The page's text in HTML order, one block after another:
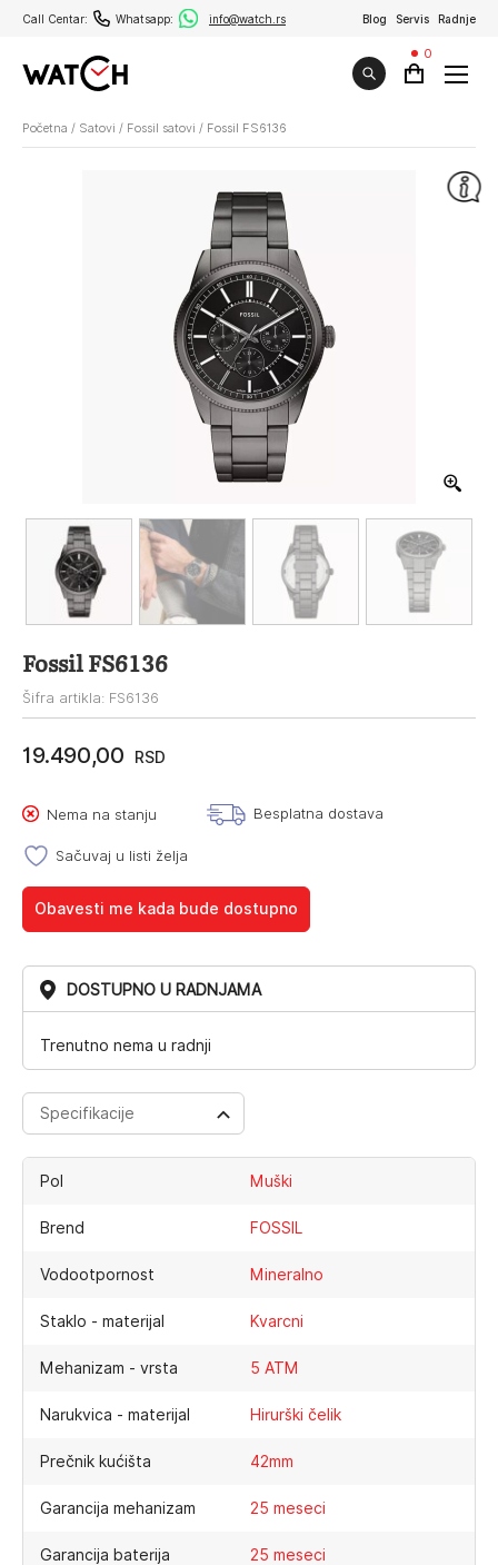
Call Centar: Whatsapp: info@watch.rs Blog Servis Radnje
0
Početna / Satovi / Fossil satovi / Fossil FS6136
Fossil FS6136
Šifra artikla: FS6136
19.490,00 RSD
Nema na stanju Besplatna dostava
Sačuvaj u listi želja
Obavesti me kada bude dostupno
DOSTUPNO U RADNJAMA
Trenutno nema u radnji
Specifikacije
Pol Muški
Brend FOSSIL
Vodootpornost Mineralno
Staklo - materijal Kvarcni
Mehanizam - vrsta 5 ATM
Narukvica - materijal Hirurški čelik
Prečnik kućišta 42mm
Garancija mehanizam 25 meseci
Garancija baterija 25 meseci